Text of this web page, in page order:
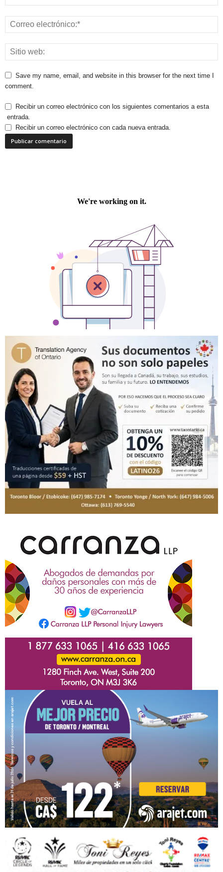
Save my name, email, and website in this browser for the next time I
comment.
Recibir un correo electrónico con los siguientes comentarios a esta
entrada.
Recibir un correo electrónico con cada nueva entrada.